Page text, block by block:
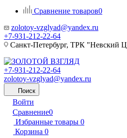
Сравнение товаров0
zolotoy-vzglyad@yandex.ru
+7-931-212-22-64
Санкт-Петербург, ТРК
+7-931-212-22-64
zolotoy-vzglyad@yandex.ru
Поиск
Войти
Сравнение0
Избранные товары 0
Корзина 0